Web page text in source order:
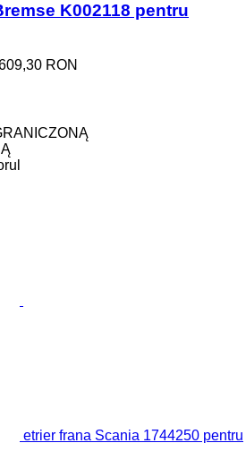
K002118 pentru
RON
etrier frana Scania 1744250 pentru